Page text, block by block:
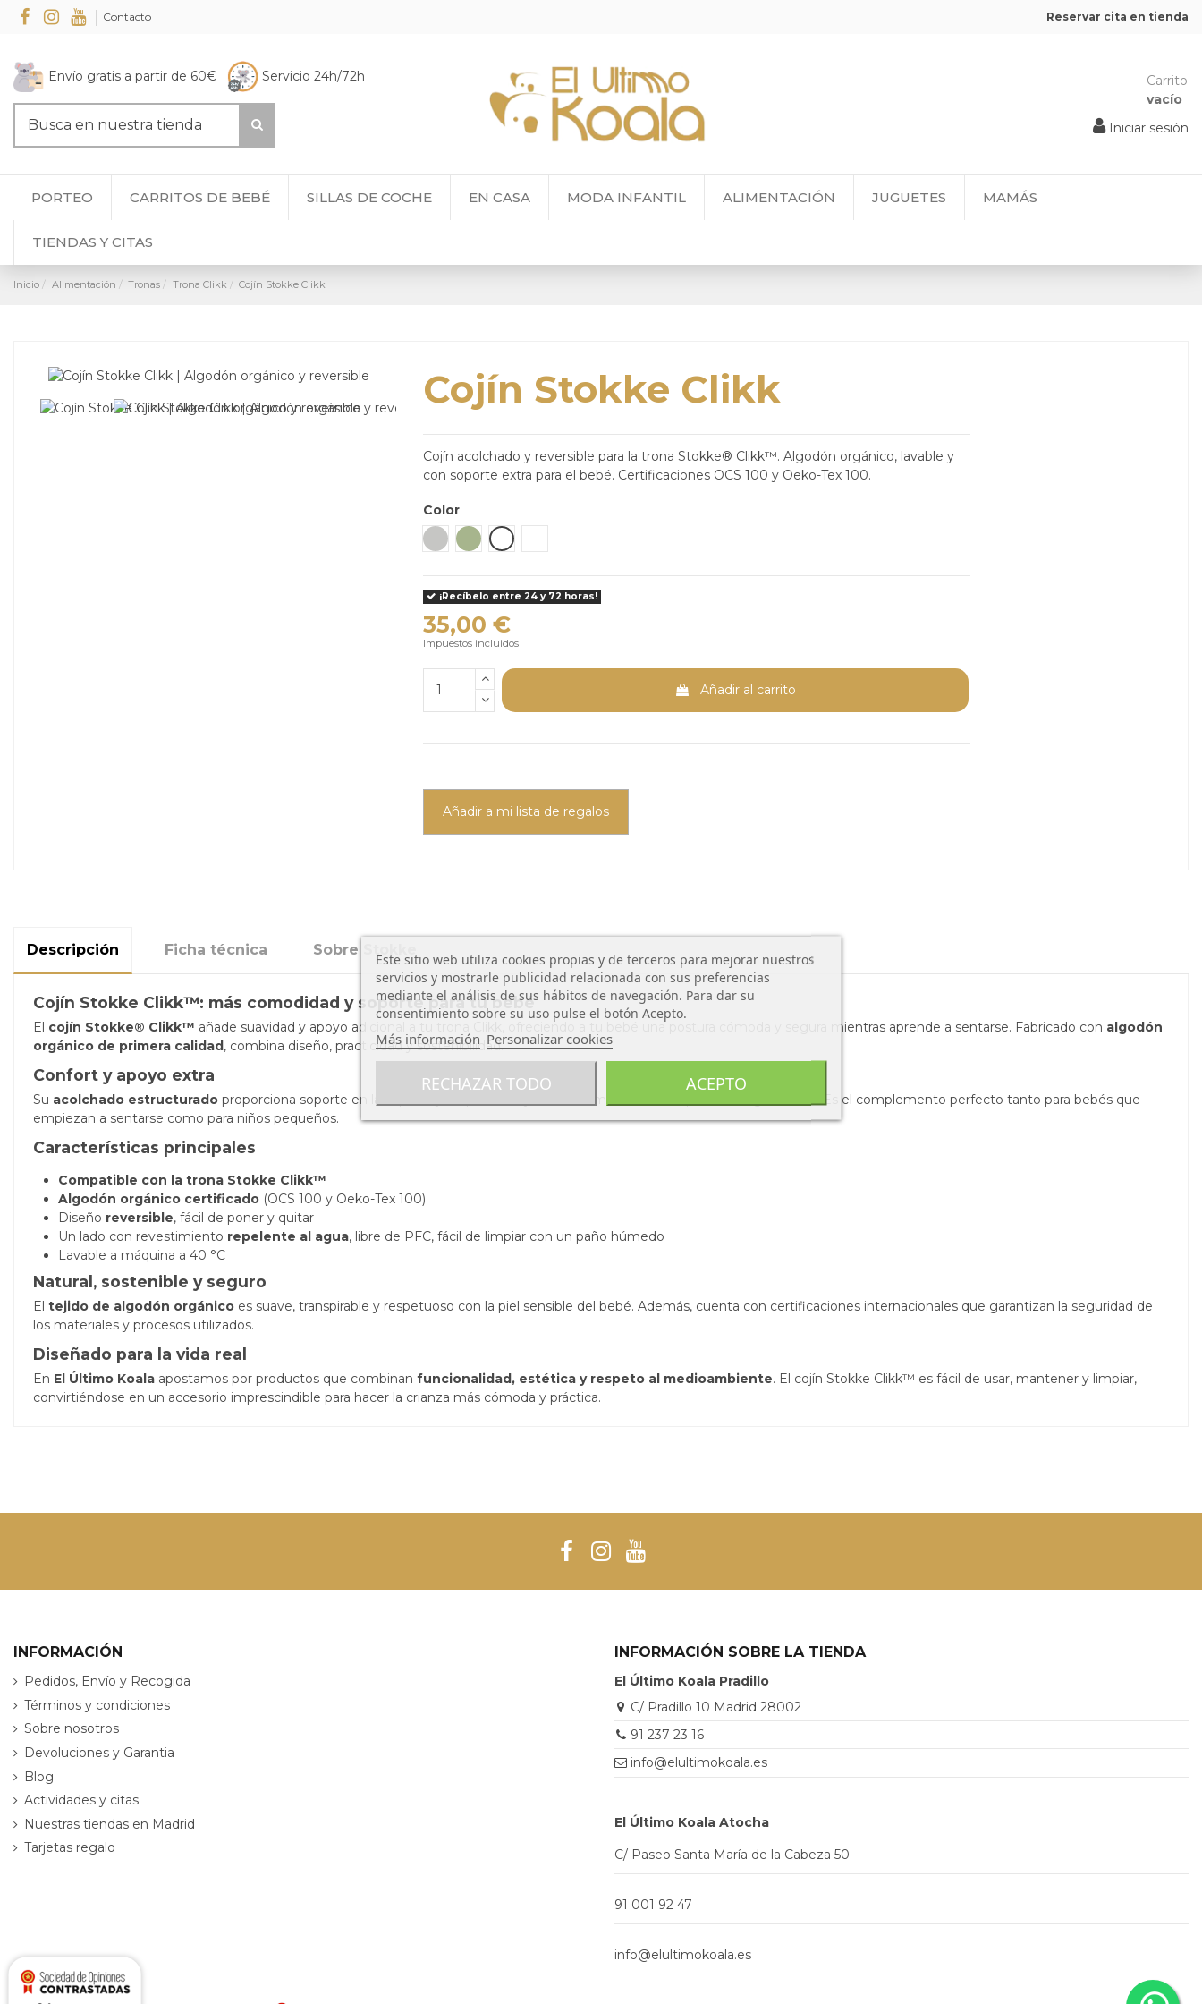
Contacto Reservar cita en tienda
Envío gratis a partir de 60€ Servicio 24h/72h
Carrito
vacío
Iniciar sesión
PORTEO CARRITOS DE BEBÉ SILLAS DE COCHE EN CASA MODA INFANTIL ALIMENTACIÓN JUGUETES MAMÁS
TIENDAS Y CITAS
Inicio Alimentación Tronas Trona Clikk Cojín Stokke Clikk
Cojín Stokke Clikk
Cojín acolchado y reversible para la trona Stokke® Clikk™. Algodón orgánico, lavable y
con soporte extra para el bebé. Certificaciones OCS 100 y Oeko-Tex 100.
Color
Nordic GreyVerde glaciar
Circulos
¡Recíbelo entre 24 y 72 horas!
35,00 €
Impuestos incluidos
Añadir al carrito
Añadir a mi lista de regalos
Descripción Ficha técnica Sobre Stokke
Cojín Stokke Clikk™: más comodidad y soporte para tu bebé
El cojín Stokke® Clikk™ añade suavidad y apoyo adicional a tu trona Clikk, ofreciendo a tu bebé una postura cómoda y segura mientras aprende a sentarse. Fabricado con algodón
orgánico de primera calidad, combina diseño, practicidad y sostenibilidad.
Confort y apoyo extra
Su acolchado estructurado proporciona soporte en la espalda y las piernas, ayudando a mantener una posición ergonómica. Es el complemento perfecto tanto para bebés que
empiezan a sentarse como para niños pequeños.
Características principales
Compatible con la trona Stokke Clikk™
Algodón orgánico certificado (OCS 100 y Oeko-Tex 100)
Diseño reversible, fácil de poner y quitar
Un lado con revestimiento repelente al agua, libre de PFC, fácil de limpiar con un paño húmedo
Lavable a máquina a 40 °C
Natural, sostenible y seguro
El tejido de algodón orgánico es suave, transpirable y respetuoso con la piel sensible del bebé. Además, cuenta con certificaciones internacionales que garantizan la seguridad de
los materiales y procesos utilizados.
Diseñado para la vida real
En El Último Koala apostamos por productos que combinan funcionalidad, estética y respeto al medioambiente. El cojín Stokke Clikk™ es fácil de usar, mantener y limpiar,
convirtiéndose en un accesorio imprescindible para hacer la crianza más cómoda y práctica.
INFORMACIÓN
Pedidos, Envío y Recogida
Términos y condiciones
Sobre nosotros
Devoluciones y Garantia
Blog
Actividades y citas
Nuestras tiendas en Madrid
Tarjetas regalo
INFORMACIÓN SOBRE LA TIENDA
El Último Koala Pradillo
C/ Pradillo 10 Madrid 28002
91 237 23 16
info@elultimokoala.es
El Último Koala Atocha
C/ Paseo Santa María de la Cabeza 50
91 001 92 47
info@elultimokoala.es
Este sitio web utiliza cookies propias y de terceros para mejorar nuestros
servicios y mostrarle publicidad relacionada con sus preferencias
mediante el análisis de sus hábitos de navegación. Para dar su
consentimiento sobre su uso pulse el botón Acepto.
Más información Personalizar cookies
RECHAZAR TODO ACEPTO